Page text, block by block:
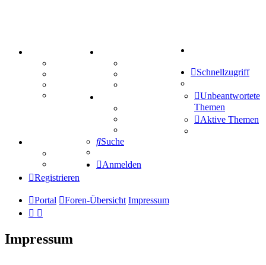
Mastodon
Treffenübersicht
Zitatesammlung
Schiffe versenken
Tipprunde
Comunio
Schnellzugriff
Unbeantwortete
Themen
Aktive Themen
Suche
Anmelden
Registrieren
Portal Foren-Übersicht Impressum
Impressum